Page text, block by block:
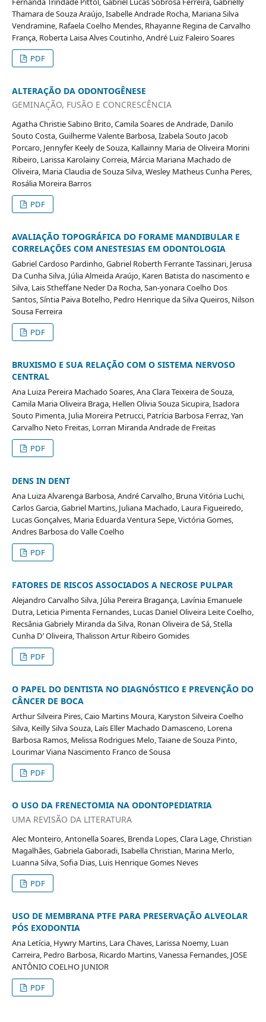
Thamara de Souza Araújo, Isabelle Andrade Rocha, Mariana Silva
Vendramine, Rafaela Coelho Mendes, Rhayanne Regina de Carvalho
França, Roberta Laisa Alves Coutinho, André Luiz Faleiro Soares
PDF
ALTERAÇÃO DA ODONTOGÊNESE
GEMINAÇÃO, FUSÃO E CONCRESCÊNCIA
Agatha Christie Sabino Brito, Camila Soares de Andrade, Danilo
Souto Costa, Guilherme Valente Barbosa, Izabela Souto Jacob
Porcaro, Jennyfer Keely de Souza, Kallainny Maria de Oliveira Morini
Ribeiro, Larissa Karolainy Correia, Márcia Mariana Machado de
Oliveira, Maria Claudia de Souza Silva, Wesley Matheus Cunha Peres,
Rosália Moreira Barros
PDF
AVALIAÇÃO TOPOGRÁFICA DO FORAME MANDIBULAR E
CORRELAÇÕES COM ANESTESIAS EM ODONTOLOGIA
Gabriel Cardoso Pardinho, Gabriel Roberth Ferrante Tassinari, Jerusa
Da Cunha Silva, Júlia Almeida Araújo, Karen Batista do nascimento e
Silva, Lais Stheffane Neder Da Rocha, San-yonara Coelho Dos
Santos, Síntia Paiva Botelho, Pedro Henrique da Silva Queiros, Nilson
Sousa Ferreira
PDF
BRUXISMO E SUA RELAÇÃO COM O SISTEMA NERVOSO
CENTRAL
Ana Luiza Pereira Machado Soares, Ana Clara Teixeira de Souza,
Camila Maria Oliveira Braga, Hellen Olivia Souza Sicupira, Isadora
Souto Pimenta, Julia Moreira Petrucci, Patrícia Barbosa Ferraz, Yan
Carvalho Neto Freitas, Lorran Miranda Andrade de Freitas
PDF
DENS IN DENT
Ana Luiza Alvarenga Barbosa, André Carvalho, Bruna Vitória Luchi,
Carlos Garcia, Gabriel Martins, Juliana Machado, Laura Figueiredo,
Lucas Gonçalves, Maria Eduarda Ventura Sepe, Victória Gomes,
Andres Barbosa do Valle Coelho
PDF
FATORES DE RISCOS ASSOCIADOS A NECROSE PULPAR
Alejandro Carvalho Silva, Júlia Pereira Bragança, Lavínia Emanuele
Dutra, Leticia Pimenta Fernandes, Lucas Daniel Oliveira Leite Coelho,
Recsânia Gabriely Miranda da Silva, Ronan Oliveira de Sá, Stella
Cunha D’ Oliveira, Thalisson Artur Ribeiro Gomides
PDF
O PAPEL DO DENTISTA NO DIAGNÓSTICO E PREVENÇÃO DO
CÂNCER DE BOCA
Arthur Silveira Pires, Caio Martins Moura, Karyston Silveira Coelho
Silva, Keilly Silva Souza, Laís Eller Machado Damasceno, Lorena
Barbosa Ramos, Melissa Rodrigues Melo, Taiane de Souza Pinto,
Lourimar Viana Nascimento Franco de Sousa
PDF
O USO DA FRENECTOMIA NA ODONTOPEDIATRIA
UMA REVISÃO DA LITERATURA
Alec Monteiro, Antonella Soares, Brenda Lopes, Clara Lage, Christian
Magalhães, Gabriela Gaboradi, Isabella Christian, Marina Merlo,
Luanna Silva, Sofia Dias, Luis Henrique Gomes Neves
PDF
USO DE MEMBRANA PTFE PARA PRESERVAÇÃO ALVEOLAR
PÓS EXODONTIA
Ana Letícia, Hywry Martins, Lara Chaves, Larissa Noemy, Luan
Carreira, Pedro Barbosa, Ricardo Martins, Vanessa Fernandes, JOSE
ANTÔNIO COELHO JUNIOR
PDF